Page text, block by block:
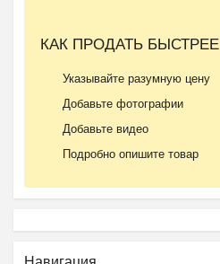
КАК ПРОДАТЬ БЫСТРЕЕ
Указывайте разумную цену
Добавьте фотографии
Добавьте видео
Подробно опишите товар